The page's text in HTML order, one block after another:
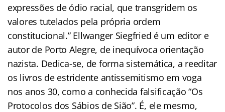
expressões de ódio racial, que transgridem os
valores tutelados pela própria ordem
constitucional.” Ellwanger Siegfried é um editor e
autor de Porto Alegre, de inequívoca orientação
nazista. Dedica-se, de forma sistemática, a reeditar
os livros de estridente antissemitismo em voga
nos anos 30, como a conhecida falsificação “Os
Protocolos dos Sábios de Sião”. É, ele mesmo,